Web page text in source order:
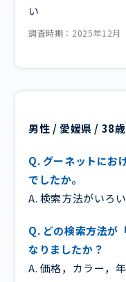
い
調査時期：2025年12月
男性 / 愛媛県 / 38歳
Q. グーネットにお
でしたか。
A. 検索方法がいろ
Q. どの検索方法が
なりましたか？
A. 価格，カラー，